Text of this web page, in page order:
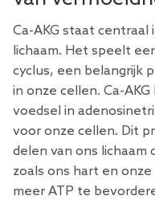
Ca-AKG staat centraal
lichaam. Het speelt
cyclus, een belangrijk
in onze cellen. Ca-
voedsel in
voor onze cellen. Dit
delen van ons lichaam
zoals ons hart en
meer ATP te